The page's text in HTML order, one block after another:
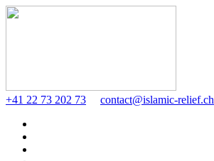
+41 22 73 202 73 contact@islamic-relief.ch